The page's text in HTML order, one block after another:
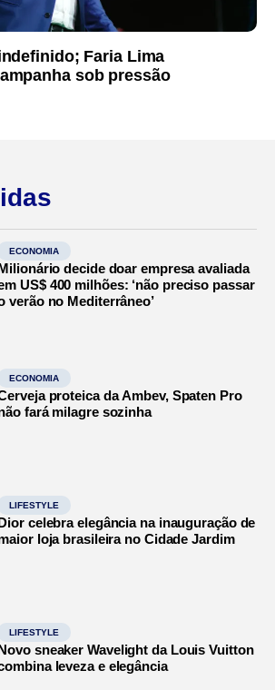
Faria Lima
sob pressão
ECONOMIA
decide doar empresa avaliada
US$ 400 milhões: ‘não preciso passar
verão no Mediterrâneo’
ECONOMIA
proteica da Ambev, Spaten Pro
fará milagre sozinha
LIFESTYLE
celebra elegância na inauguração de
loja brasileira no Cidade Jardim
LIFESTYLE
sneaker Wavelight da Louis Vuitton
leveza e elegância